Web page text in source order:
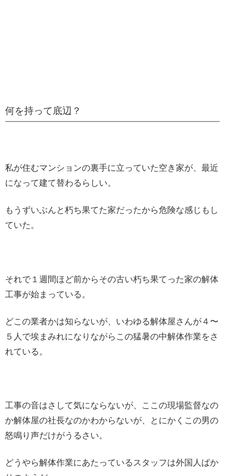
何を持って底辺？
私が住むマンションの裏手に立っていた空き家が、最近
になって建て替わるらしい。
もうずいぶんと朽ち果てた家だったから危険な感じもし
ていた。
それで１週間ほど前からその古い朽ち果てった家の解体
工事が始まっている。
どこの業者かは知らないが、いわゆる解体屋さんが４〜
５人で埃まみれになりながらこの猛暑の中解体作業をさ
れている。
工事の音はさして気にならないが、ここの現場監督なの
か解体屋の社長なのかわからないが、とにかくこの男の
怒鳴り声だけがうるさい。
どうやら解体作業にあたっているスタッフは外国人ばか